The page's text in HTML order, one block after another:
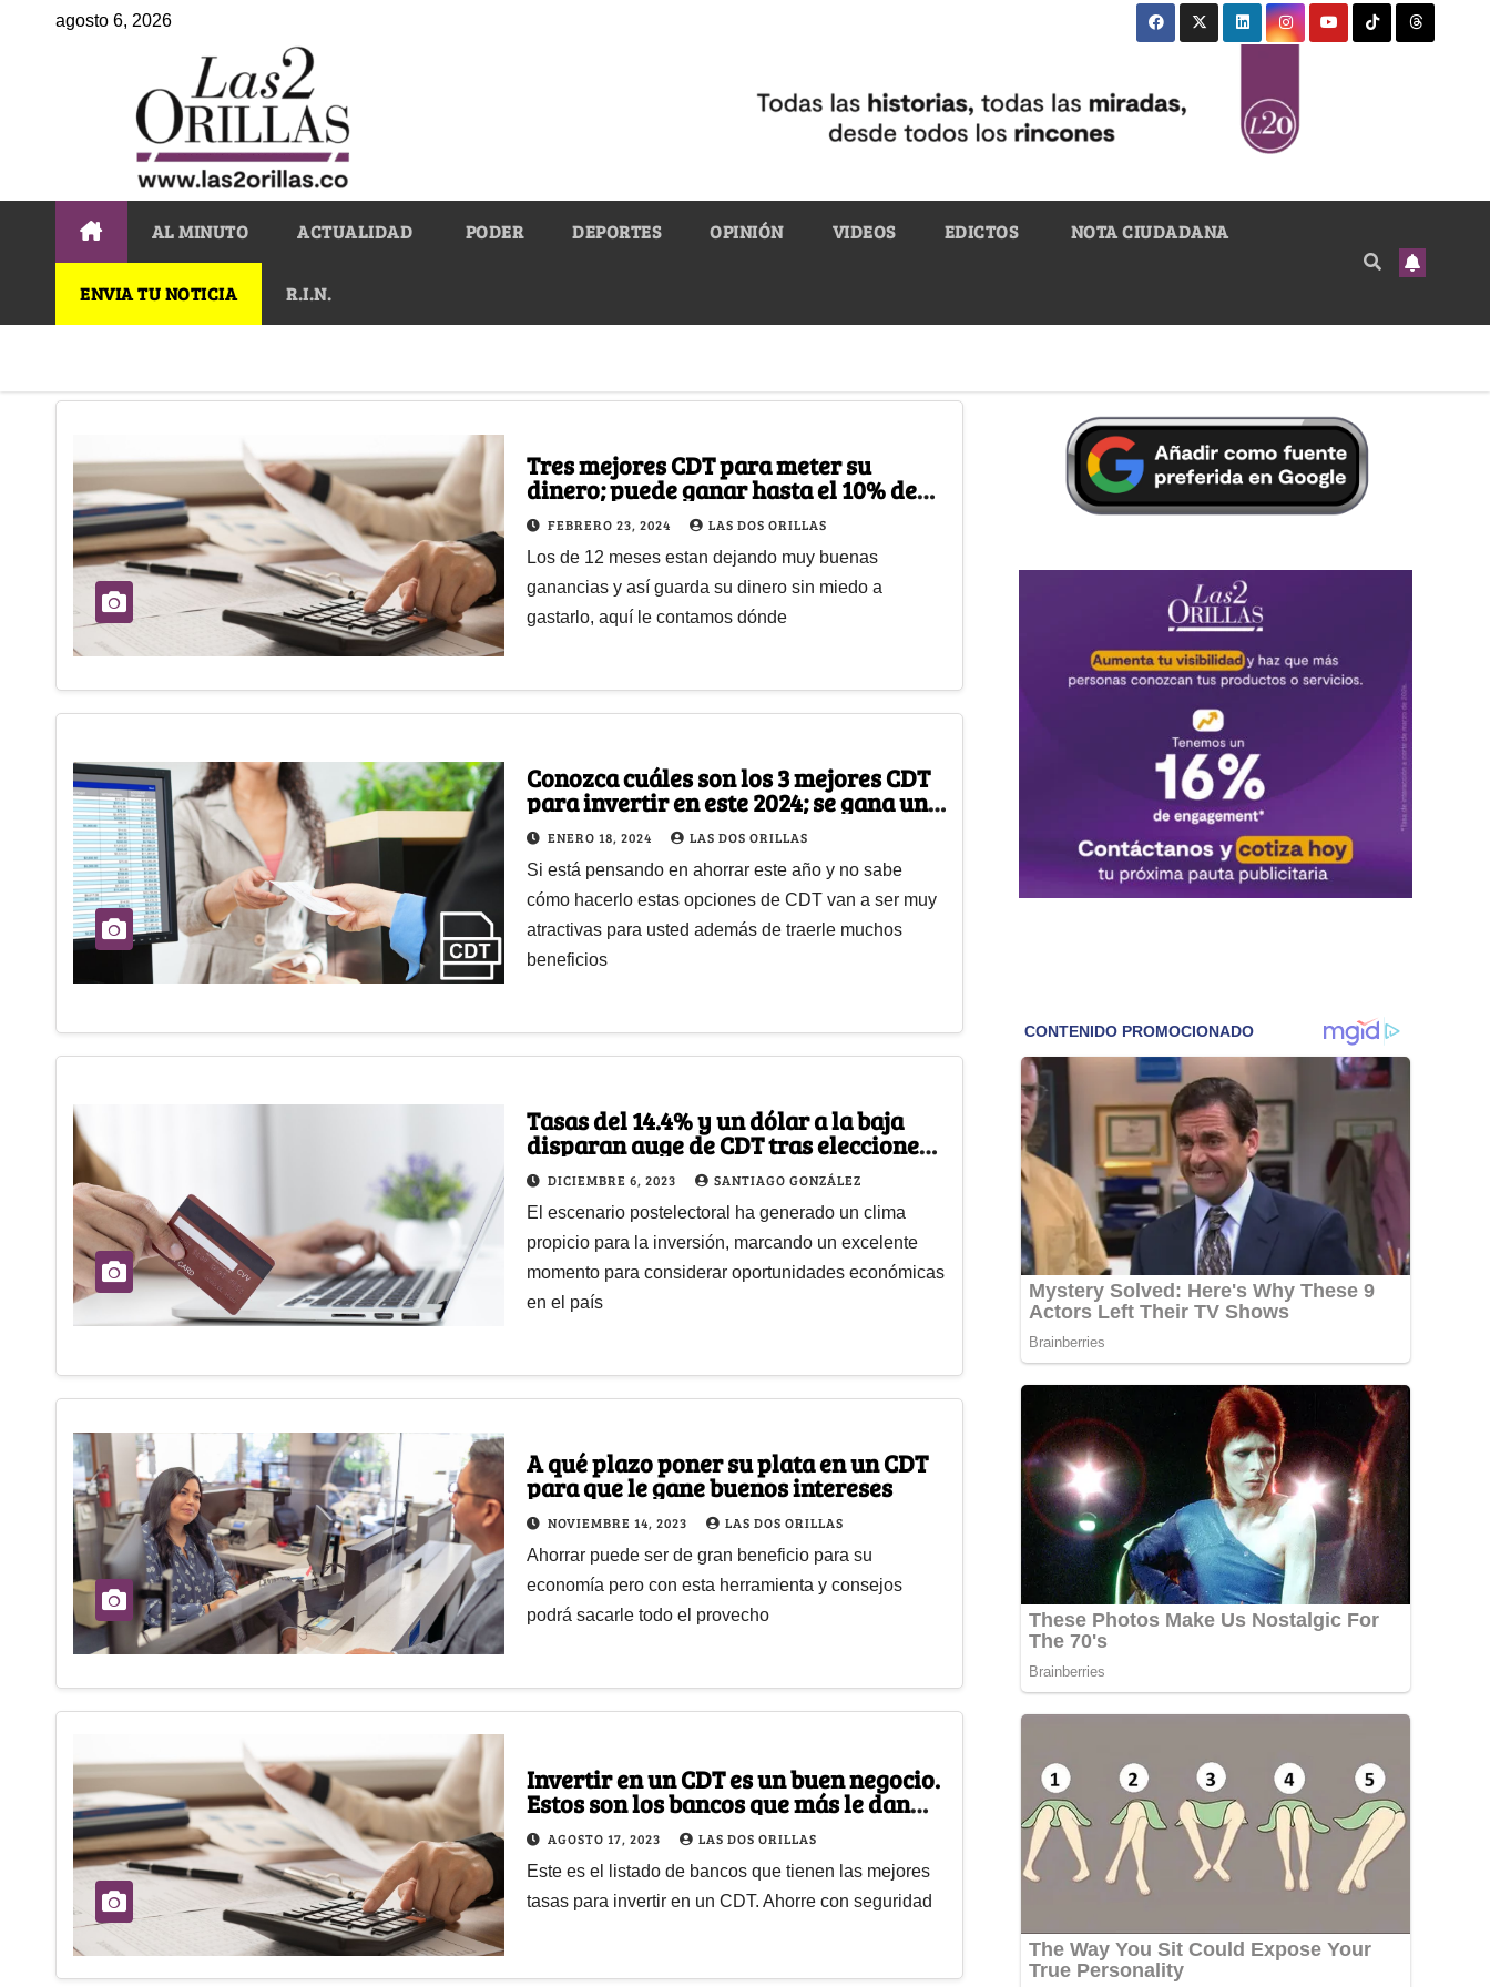
agosto 6, 2026
AL MINUTO ACTUALIDAD PODER DEPORTES OPINIÓN VIDEOS EDICTOS NOTA CIUDADANA
ENVIA TU NOTICIA R.I.N.
Tres mejores CDT para meter su
dinero; puede ganar hasta el 10% de
intereses
FEBRERO 23, 2024 LAS DOS ORILLAS
Los de 12 meses estan dejando muy buenas
ganancias y así guarda su dinero sin miedo a
gastarlo, aquí le contamos dónde
Conozca cuáles son los 3 mejores CDT
para invertir en este 2024; se gana un
platal
ENERO 18, 2024 LAS DOS ORILLAS
Si está pensando en ahorrar este año y no sabe
cómo hacerlo estas opciones de CDT van a ser muy
atractivas para usted además de traerle muchos
beneficios
Tasas del 14.4% y un dólar a la baja
disparan auge de CDT tras elecciones
regionales
DICIEMBRE 6, 2023 SANTIAGO GONZÁLEZ
El escenario postelectoral ha generado un clima
propicio para la inversión, marcando un excelente
momento para considerar oportunidades económicas
en el país
A qué plazo poner su plata en un CDT
para que le gane buenos intereses
NOVIEMBRE 14, 2023 LAS DOS ORILLAS
Ahorrar puede ser de gran beneficio para su
economía pero con esta herramienta y consejos
podrá sacarle todo el provecho
Invertir en un CDT es un buen negocio.
Estos son los bancos que más le dan
ganancias
AGOSTO 17, 2023 LAS DOS ORILLAS
Este es el listado de bancos que tienen las mejores
tasas para invertir en un CDT. Ahorre con seguridad